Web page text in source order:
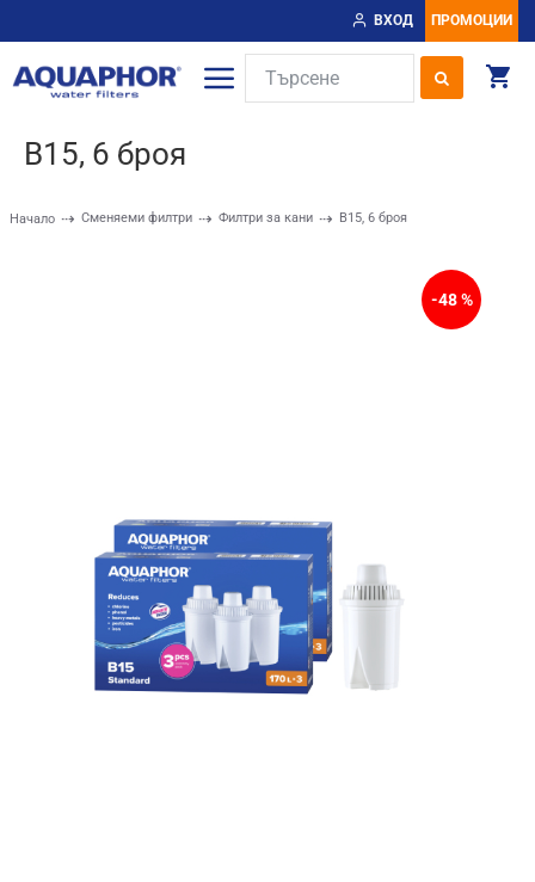
ВХОД ПРОМОЦИИ
Начало Сменяеми филтри Филтри за кани B15, 6 броя
B15, 6 броя
-48 %